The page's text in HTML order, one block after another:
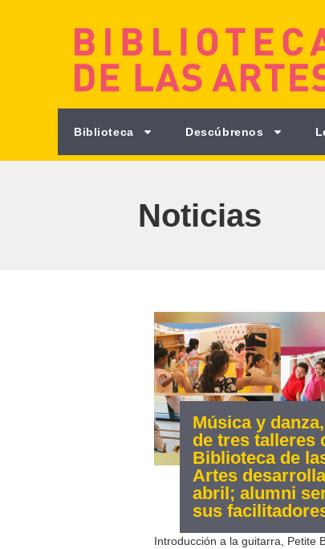
Biblioteca Descúbrenos
Noticias
Música y
de tres talleres
Biblioteca de
Artes
abril; alumni
sus
Introducción a la guitarra, Petite